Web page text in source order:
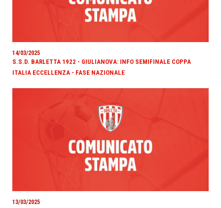
14/03/2025
S.S.D. BARLETTA 1922 - GIULIANOVA: INFO SEMIFINALE COPPA
ITALIA ECCELLENZA - FASE NAZIONALE
13/03/2025